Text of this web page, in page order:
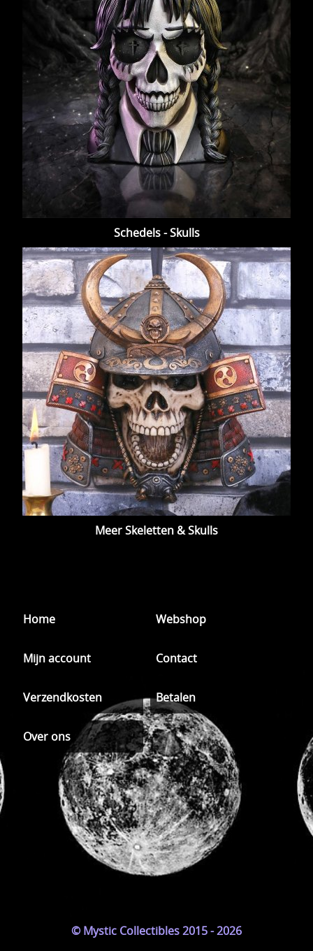
Schedels - Skulls
Meer Skeletten & Skulls
Home Webshop
Mijn account Contact
Verzendkosten Betalen
Over ons
© Mystic Collectibles 2015 - 2026